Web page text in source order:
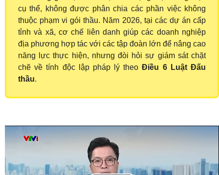
cụ thể, không được phân chia các phần việc không
thuộc phạm vi gói thầu. Năm 2026, tại các dự án cấp
tỉnh và xã, cơ chế liên danh giúp các doanh nghiệp
địa phương hợp tác với các tập đoàn lớn để nâng cao
năng lực thực hiện, nhưng đòi hỏi sự giám sát chặt
chẽ về tính độc lập pháp lý theoĐiều 6 Luật Đấu
thầu.